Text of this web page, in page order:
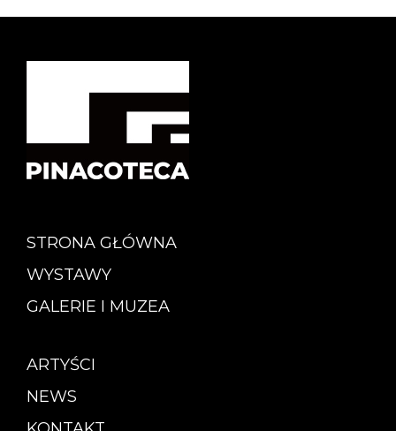
STRONA GŁÓWNA
WYSTAWY
GALERIE I MUZEA
ARTYŚCI
NEWS